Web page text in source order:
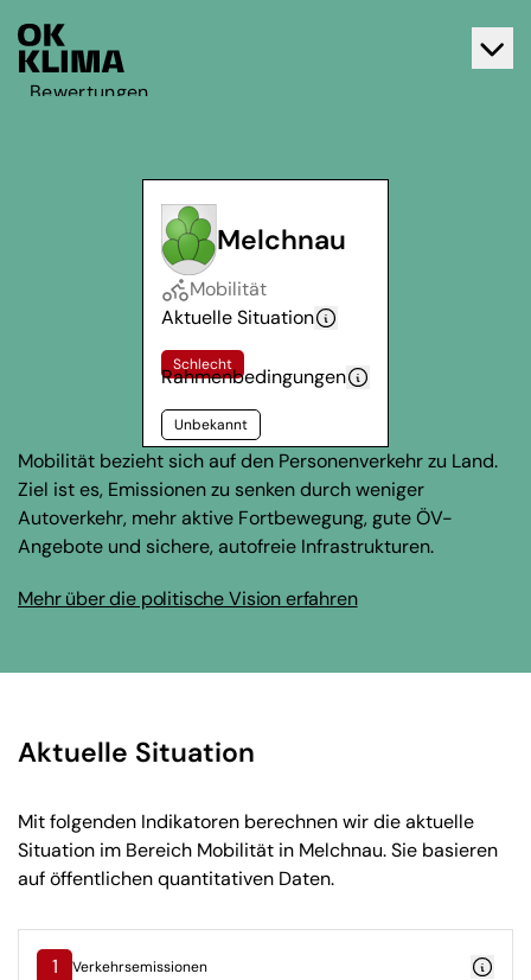
Bewertungen
Melchnau
Mobilität
Aktuelle Situation
Schlecht
Rahmenbedingungen
Unbekannt
Mobilität bezieht sich auf den Personenverkehr zu Land.
Ziel ist es, Emissionen zu senken durch weniger
Autoverkehr, mehr aktive Fortbewegung, gute ÖV-
Angebote und sichere, autofreie Infrastrukturen.
Mehr über die politische Vision erfahren
Aktuelle Situation
Mit folgenden Indikatoren berechnen wir die aktuelle
Situation im Bereich Mobilität in Melchnau. Sie basieren
auf öffentlichen quantitativen Daten.
1 Verkehrsemissionen